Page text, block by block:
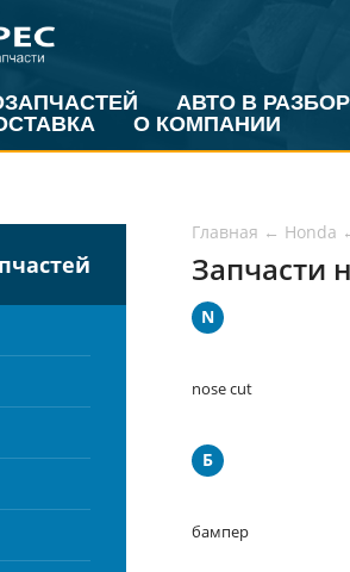
АВТО В РАЗБОР
О КОМПАНИИ
Главная ← Honda
Запчасти
N
nose cut
Б
бампер